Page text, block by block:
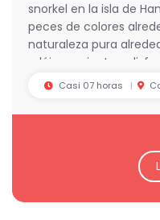
snorkel en la isla de
peces de colores
naturaleza pura
relájese mientras
submarina.
Casi 07 horas